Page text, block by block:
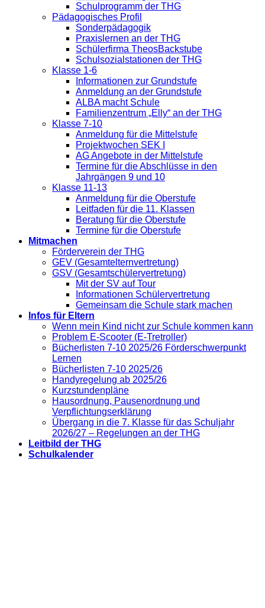
Schulprogramm der THG
Pädagogisches Profil
Sonderpädagogik
Praxislernen an der THG
Schülerfirma TheosBackstube
Schulsozialstationen der THG
Klasse 1-6
Informationen zur Grundstufe
Anmeldung an der Grundstufe
ALBA macht Schule
Familienzentrum „Elly“ an der THG
Klasse 7-10
Anmeldung für die Mittelstufe
Projektwochen SEK I
AG Angebote in der Mittelstufe
Termine für die Abschlüsse in den
Jahrgängen 9 und 10
Klasse 11-13
Anmeldung für die Oberstufe
Leitfaden für die 11. Klassen
Beratung für die Oberstufe
Termine für die Oberstufe
Mitmachen
Förderverein der THG
GEV (Gesamtelternvertretung)
GSV (Gesamtschülervertretung)
Mit der SV auf Tour
Informationen Schülervertretung
Gemeinsam die Schule stark machen
Infos für Eltern
Wenn mein Kind nicht zur Schule kommen kann
Problem E-Scooter (E-Tretroller)
Bücherlisten 7-10 2025/26 Förderschwerpunkt
Lernen
Bücherlisten 7-10 2025/26
Handyregelung ab 2025/26
Kurzstundenpläne
Hausordnung, Pausenordnung und
Verpflichtungserklärung
Übergang in die 7. Klasse für das Schuljahr
2026/27 – Regelungen an der THG
Leitbild der THG
Schulkalender